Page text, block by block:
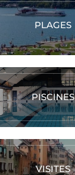
PLAGES
PISCINES
VISITES